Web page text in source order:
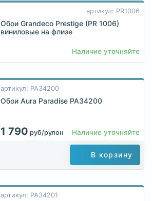
артикул: PR1006
Обои Grandeco Prestige (PR 1006)
виниловые на флизе
Наличие уточняйте
артикул: PA34200
Обои Aura Paradise PA34200
1 790 руб/рулон Наличие уточняйте
В корзину
артикул: PA34201